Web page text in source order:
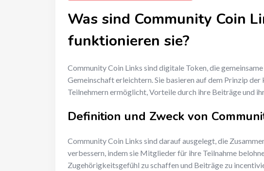
Was sind Community Coin
funktionieren sie?
Community Coin Links sind digitale Token, die
Gemeinschaft erleichtern. Sie basieren auf dem Prinzip
Teilnehmern ermöglicht, Vorteile durch ihre Beiträge und
Definition und Zweck von
Community Coin Links sind darauf ausgelegt, die
verbessern, indem sie Mitglieder für ihre Teilnahme
Zugehörigkeitsgefühl zu schaffen und Beiträge zu